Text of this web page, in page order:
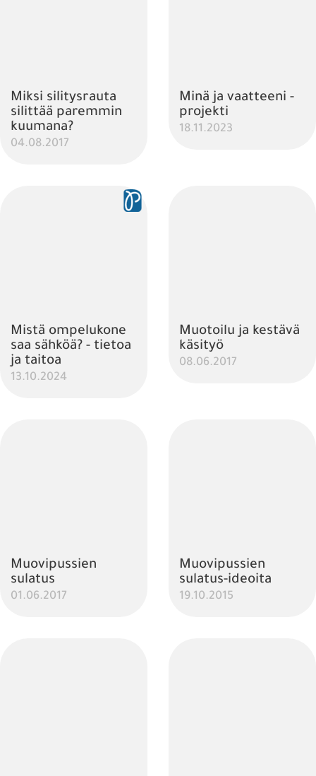
Miksi silitysrauta
silittää paremmin
kuumana?
04.08.2017
Minä ja vaatteeni -
projekti
18.11.2023
Mistä ompelukone
saa sähköä? - tietoa
ja taitoa
13.10.2024
Muotoilu ja kestävä
käsityö
08.06.2017
Muovipussien
sulatus
01.06.2017
Muovipussien
sulatus-ideoita
19.10.2015